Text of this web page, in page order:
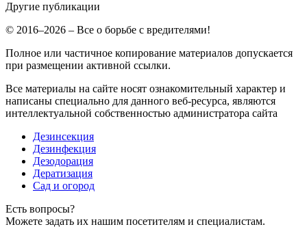
Другие публикации
© 2016–2026 – Все о борьбе с вредителями!
Полное или частичное копирование материалов допускается
при размещении активной ссылки.
Все материалы на сайте носят ознакомительный характер и
написаны специально для данного веб-ресурса, являются
интеллектуальной собственностью администратора сайта
Дезинсекция
Дезинфекция
Дезодорация
Дератизация
Сад и огород
Есть вопросы?
Можете задать их нашим посетителям и специалистам.